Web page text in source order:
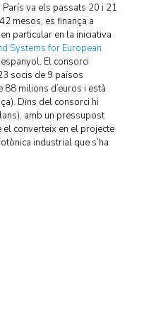
va els passats 20 i 21
mesos, es finança a
en particular en la iniciativa
Systems for European
El consorci
socis de 9 països
milions d’euros i està
Dins del consorci hi
amb un pressupost
el converteix en el projecte
industrial que s’ha